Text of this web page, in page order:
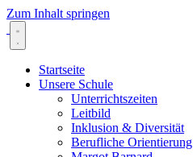
Zum Inhalt springen
Startseite
Unsere Schule
Unterrichtszeiten
Leitbild
Inklusion & Diversität
Berufliche Orientierung